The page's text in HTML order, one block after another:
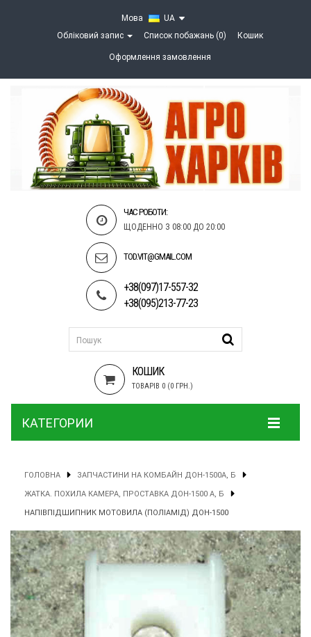
Мова
UA
Обліковий запис
Список побажань (0) Кошик
Оформлення замовлення
ЧАС РОБОТИ:
ЩОДЕННО З 08:00 ДО 20:00
TOD.VIT@GMAIL.COM
+38(097)17-557-32
+38(095)213-77-23
КОШИК
ТОВАРІВ 0 (0 ГРН.)
КАТЕГОРИИ
ГОЛОВНА ЗАПЧАСТИНИ НА КОМБАЙН ДОН-1500А, Б
ЖАТКА. ПОХИЛА КАМЕРА, ПРОСТАВКА ДОН-1500 А, Б
НАПІВПІДШИПНИК МОТОВИЛА (ПОЛІАМІД) ДОН-1500